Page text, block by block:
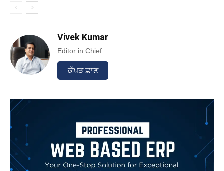
Vivek Kumar
Editor in Chief
ਕੱਪੜ ਛਾਣ